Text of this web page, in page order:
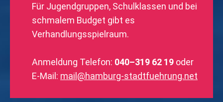
Für Jugendgruppen, Schulklassen und bei
schmalem Budget gibt es
Verhandlungsspielraum.
Anmeldung Telefon: 040–319 62 19 oder
E-Mail: mail@hamburg-stadtfuehrung.net